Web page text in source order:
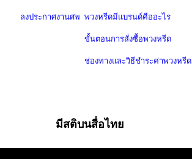
ลงประกาศงานศพ พวงหรีดมีแบรนด์คืออะไร
ขั้นตอนการสั่งซื้อพวงหรีด
ช่องทางและวิธีชำระค่าพวงหรีด
มีสติบนสื่อไทย